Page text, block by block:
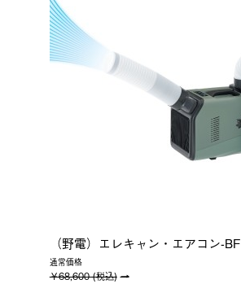
（野電）エレキャン・エアコン-BF
通常価格
￥68,600 (税込)